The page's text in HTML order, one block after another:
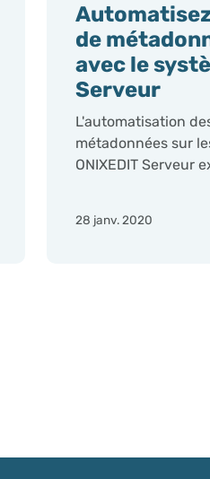
de
avec le
Serveur
L'automatisation
métadonnées sur
ONIXEDIT Serveur
28 janv. 2020